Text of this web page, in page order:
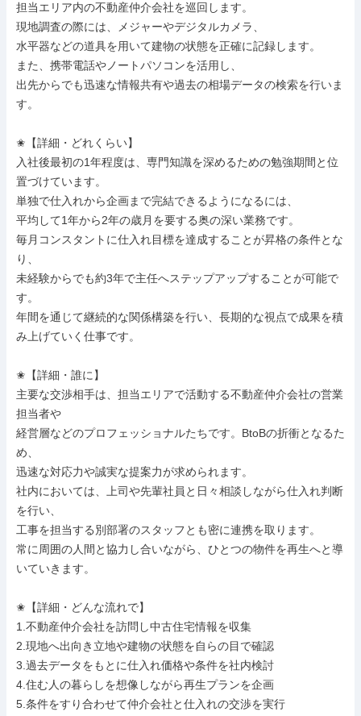
担当エリア内の不動産仲介会社を巡回します。
現地調査の際には、メジャーやデジタルカメラ、
水平器などの道具を用いて建物の状態を正確に記録します。
また、携帯電話やノートパソコンを活用し、
出先からでも迅速な情報共有や過去の相場データの検索を行いま
す。
✬【詳細・どれくらい】
入社後最初の1年程度は、専門知識を深めるための勉強期間と位
置づけています。
単独で仕入れから企画まで完結できるようになるには、
平均して1年から2年の歳月を要する奥の深い業務です。
毎月コンスタントに仕入れ目標を達成することが昇格の条件とな
り、
未経験からでも約3年で主任へステップアップすることが可能で
す。
年間を通じて継続的な関係構築を行い、長期的な視点で成果を積
み上げていく仕事です。
✬【詳細・誰に】
主要な交渉相手は、担当エリアで活動する不動産仲介会社の営業
担当者や
経営層などのプロフェッショナルたちです。BtoBの折衝となるた
め、
迅速な対応力や誠実な提案力が求められます。
社内においては、上司や先輩社員と日々相談しながら仕入れ判断
を行い、
工事を担当する別部署のスタッフとも密に連携を取ります。
常に周囲の人間と協力し合いながら、ひとつの物件を再生へと導
いていきます。
✬【詳細・どんな流れで】
1.不動産仲介会社を訪問し中古住宅情報を収集
2.現地へ出向き立地や建物の状態を自らの目で確認
3.過去データをもとに仕入れ価格や条件を社内検討
4.住む人の暮らしを想像しながら再生プランを企画
5.条件をすり合わせて仲介会社と仕入れの交渉を実行